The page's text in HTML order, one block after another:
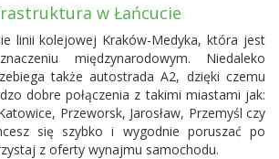
w Łańcucie
linii kolejowej Kraków-Medyka, która jest
międzynarodowym. Niedaleko
także autostrada A2, dzięki czemu
dobre połączenia z takimi miastami jak:
Przeworsk, Jarosław, Przemyśl czy
się szybko i wygodnie poruszać po
z oferty wynajmu samochodu.